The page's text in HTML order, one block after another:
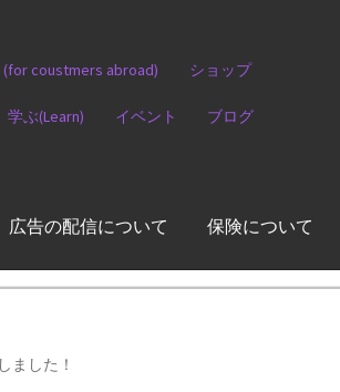
coustmers abroad) ショップ
学ぶ(Learn) イベント ブログ
広告の配信について 保険について
ました！